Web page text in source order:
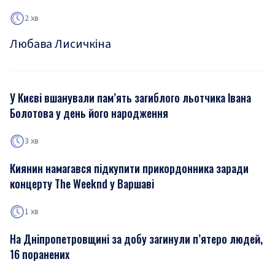
2 хв
Любава Лисичкіна
У Києві вшанували пам’ять загиблого льотчика Івана
Болотова у день його народження
3 хв
Киянин намагався підкупити прикордонника заради
концерту The Weeknd у Варшаві
1 хв
На Дніпропетровщині за добу загинули п’ятеро людей,
16 поранених